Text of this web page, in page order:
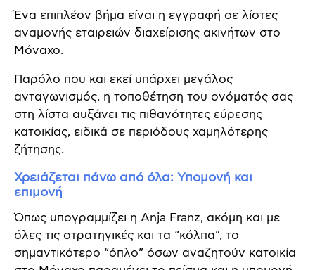
Ένα επιπλέον βήμα είναι η εγγραφή σε λίστες
αναμονής εταιρειών διαχείρισης ακινήτων στο
Μόναχο.
Παρόλο που και εκεί υπάρχει μεγάλος
ανταγωνισμός, η τοποθέτηση του ονόματός σας
στη λίστα αυξάνει τις πιθανότητες εύρεσης
κατοικίας, ειδικά σε περιόδους χαμηλότερης
ζήτησης.
Χρειάζεται πάνω από όλα: Υπομονή και
επιμονή
Όπως υπογραμμίζει η Anja Franz, ακόμη και με
όλες τις στρατηγικές και τα “κόλπα”, το
σημαντικότερο “όπλο” όσων αναζητούν κατοικία